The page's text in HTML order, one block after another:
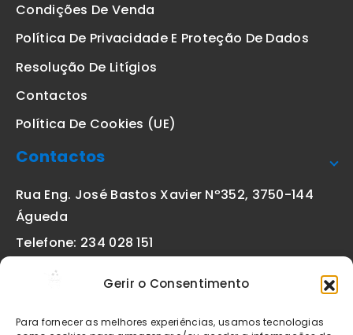
Gerir o Consentimento
Para fornecer as melhores experiências, usamos tecnologias
Condições De Venda
Política De Privacidade E Proteção De Dados
Resolução De Litígios
Contactos
Política De Cookies (UE)
Contactos
Rua Eng. José Bastos Xavier Nº352, 3750-144
Águeda
Telefone: 234 028 151
geral@etiquetas-online.pt